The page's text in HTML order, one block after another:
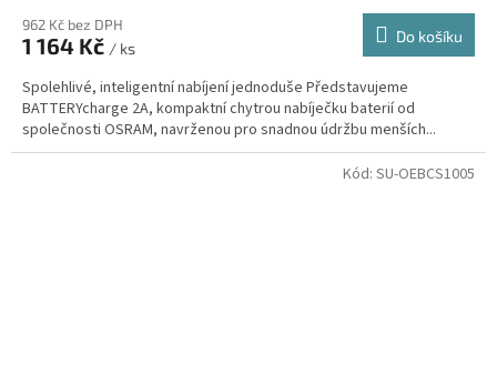
962 Kč bez DPH
1 164 Kč / ks
Do košíku
Spolehlivé, inteligentní nabíjení jednoduše Představujeme
BATTERYcharge 2A, kompaktní chytrou nabíječku baterií od
společnosti OSRAM, navrženou pro snadnou údržbu menších...
Kód: SU-OEBCS1005